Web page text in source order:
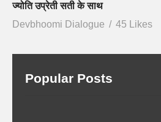
ज्योति उप्रेती सती के साथ
Devbhoomi Dialogue
45 Likes
Popular Posts